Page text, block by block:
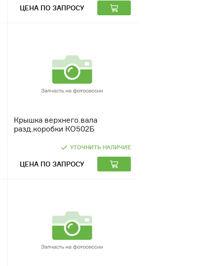
ЦЕНА ПО ЗАПРОСУ
Крышка верхнего.вала
разд.коробки КО502Б
УТОЧНИТЬ НАЛИЧИЕ
ЦЕНА ПО ЗАПРОСУ